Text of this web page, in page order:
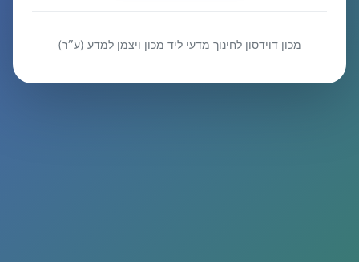
מכון דוידסון לחינוך מדעי ליד מכון ויצמן למדע (ע״ר)